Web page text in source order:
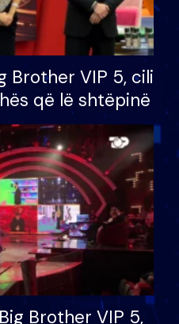
Brother VIP 5, cili
që lë shtëpinë
Brother VIP 5,